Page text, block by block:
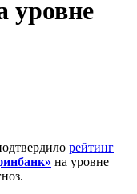
уровне
рейтинг
на уровне